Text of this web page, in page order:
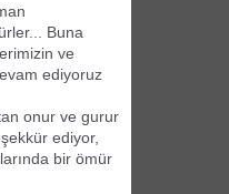
Buna
ve
ediyoruz
onur ve gurur
ediyor,
bir ömür